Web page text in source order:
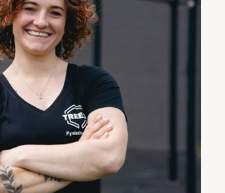
onder andere een
Tape. In haar behandelingen
en gezonde leefstijl
kijkt niet alleen naar de
naar de oorzaak, zodat
kunnen herstellen. Met
achtergrond in onder andere
weet ze hoe
bewegen is. Sinds 2024 is ze
bij Rugbyclub Alkmaar,